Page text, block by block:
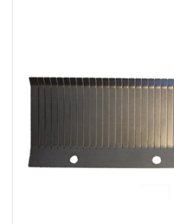
Bakkerijmachines